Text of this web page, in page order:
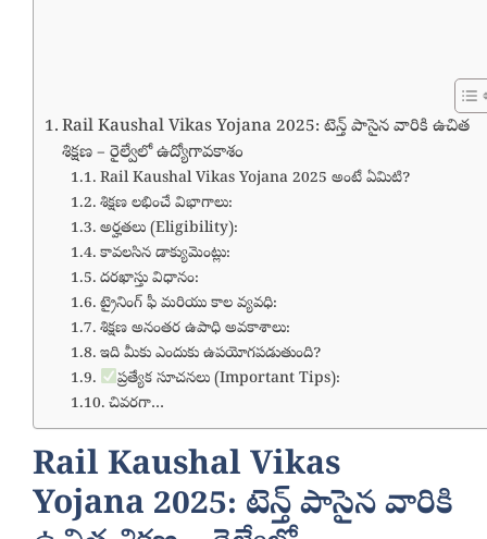
Rail Kaushal Vikas Yojana 2025: టెన్త్ పాసైన వారికి ఉచిత
శిక్షణ – రైల్వేలో ఉద్యోగావకాశం
Rail Kaushal Vikas Yojana 2025 అంటే ఏమిటి?
శిక్షణ లభించే విభాగాలు:
అర్హతలు (Eligibility):
కావలసిన డాక్యుమెంట్లు:
దరఖాస్తు విధానం:
ట్రైనింగ్ ఫీ మరియు కాల వ్యవధి:
శిక్షణ అనంతర ఉపాధి అవకాశాలు:
ఇది మీకు ఎందుకు ఉపయోగపడుతుంది?
ప్రత్యేక సూచనలు (Important Tips):
చివరగా…
Rail Kaushal Vikas
Yojana 2025: టెన్త్ పాసైన వారికి